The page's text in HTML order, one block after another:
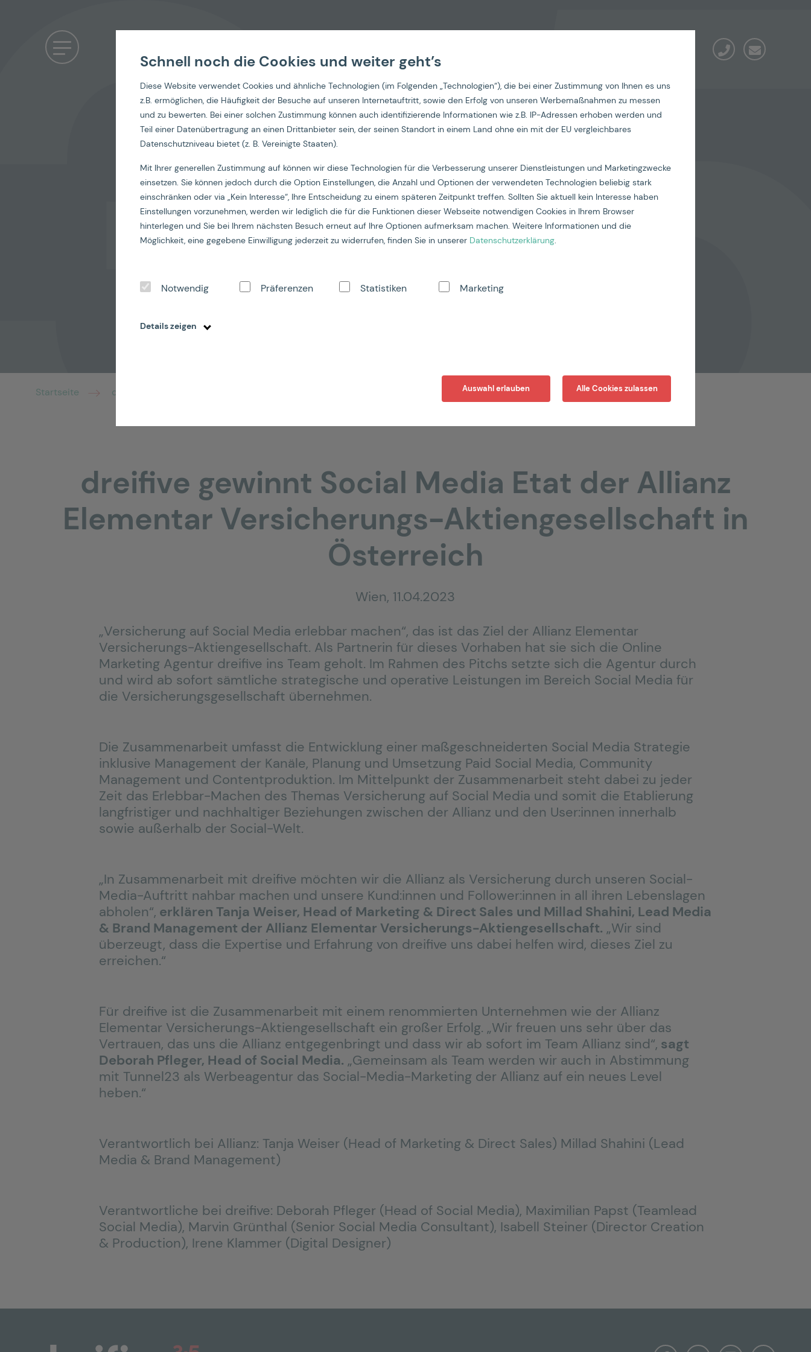
Schnell noch die Cookies und weiter geht’s
Diese Website verwendet Cookies und ähnliche Technologien (im Folgenden „Technologien“), die bei einer Zustimmung von Ihnen es uns
z.B. ermöglichen, die Häufigkeit der Besuche auf unseren Internetauftritt, sowie den Erfolg von unseren Werbemaßnahmen zu messen
und zu bewerten. Bei einer solchen Zustimmung können auch identifizierende Informationen wie z.B. IP-Adressen erhoben werden und
Teil einer Datenübertragung an einen Drittanbieter sein, der seinen Standort in einem Land ohne ein mit der EU vergleichbares
Datenschutzniveau bietet (z. B. Vereinigte Staaten).
Mit Ihrer generellen Zustimmung auf können wir diese Technologien für die Verbesserung unserer Dienstleistungen und Marketingzwecke
einsetzen. Sie können jedoch durch die Option Einstellungen, die Anzahl und Optionen der verwendeten Technologien beliebig stark
einschränken oder via „Kein Interesse“, Ihre Entscheidung zu einem späteren Zeitpunkt treffen. Sollten Sie aktuell kein Interesse haben
Einstellungen vorzunehmen, werden wir lediglich die für die Funktionen dieser Webseite notwendigen Cookies in Ihrem Browser
hinterlegen und Sie bei Ihrem nächsten Besuch erneut auf Ihre Optionen aufmerksam machen. Weitere Informationen und die
Möglichkeit, eine gegebene Einwilligung jederzeit zu widerrufen, finden Sie in unserer Datenschutzerklärung.
Notwendig Präferenzen Statistiken Marketing
Details zeigen
Auswahl erlauben Alle Cookies zulassen
dreifive und Allianz
Startseite dreifive und Allianz
dreifive gewinnt Social Media Etat der Allianz
Elementar Versicherungs-Aktiengesellschaft in
Österreich
Wien, 11.04.2023
„Versicherung auf Social Media erlebbar machen“, das ist das Ziel der Allianz Elementar
Versicherungs-Aktiengesellschaft. Als Partnerin für dieses Vorhaben hat sie sich die Online
Marketing Agentur dreifive ins Team geholt. Im Rahmen des Pitchs setzte sich die Agentur durch
und wird ab sofort sämtliche strategische und operative Leistungen im Bereich Social Media für
die Versicherungsgesellschaft übernehmen.
Die Zusammenarbeit umfasst die Entwicklung einer maßgeschneiderten Social Media Strategie
inklusive Management der Kanäle, Planung und Umsetzung Paid Social Media, Community
Management und Contentproduktion. Im Mittelpunkt der Zusammenarbeit steht dabei zu jeder
Zeit das Erlebbar-Machen des Themas Versicherung auf Social Media und somit die Etablierung
langfristiger und nachhaltiger Beziehungen zwischen der Allianz und den User:innen innerhalb
sowie außerhalb der Social-Welt.
„In Zusammenarbeit mit dreifive möchten wir die Allianz als Versicherung durch unseren Social-
Media-Auftritt nahbar machen und unsere Kund:innen und Follower:innen in all ihren Lebenslagen
abholen“, erklären Tanja Weiser, Head of Marketing & Direct Sales und Millad Shahini, Lead Media
& Brand Management der Allianz Elementar Versicherungs-Aktiengesellschaft. „Wir sind
überzeugt, dass die Expertise und Erfahrung von dreifive uns dabei helfen wird, dieses Ziel zu
erreichen.“
Für dreifive ist die Zusammenarbeit mit einem renommierten Unternehmen wie der Allianz
Elementar Versicherungs-Aktiengesellschaft ein großer Erfolg. „Wir freuen uns sehr über das
Vertrauen, das uns die Allianz entgegenbringt und dass wir ab sofort im Team Allianz sind“, sagt
Deborah Pfleger, Head of Social Media. „Gemeinsam als Team werden wir auch in Abstimmung
mit Tunnel23 als Werbeagentur das Social-Media-Marketing der Allianz auf ein neues Level
heben.“
Verantwortlich bei Allianz: Tanja Weiser (Head of Marketing & Direct Sales) Millad Shahini (Lead
Media & Brand Management)
Verantwortliche bei dreifive: Deborah Pfleger (Head of Social Media), Maximilian Papst (Teamlead
Social Media), Marvin Grünthal (Senior Social Media Consultant), Isabell Steiner (Director Creation
& Production), Irene Klammer (Digital Designer)